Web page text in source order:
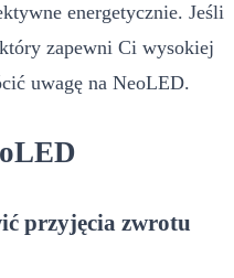
energetycznie. Jeśli
zapewni Ci wysokiej
uwagę na NeoLED.
przyjęcia zwrotu